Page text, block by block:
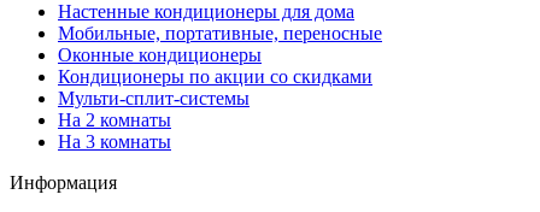
Настенные кондиционеры для дома
Мобильные, портативные, переносные
Оконные кондиционеры
Кондиционеры по акции со скидками
Мульти-сплит-системы
На 2 комнаты
На 3 комнаты
Информация